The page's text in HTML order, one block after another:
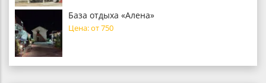
База отдыха «Алена»
Цена: от 750